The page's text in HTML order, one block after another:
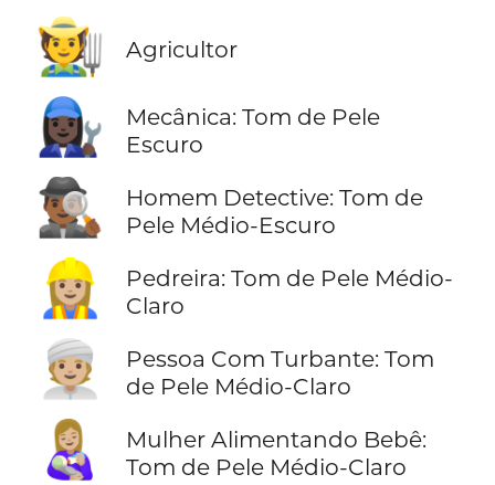
🧑‍🌾 Agricultor
👩🏿‍🔧
Mecânica: Tom de Pele
Escuro
🕵🏾‍♂️
Homem Detective: Tom de
Pele Médio-Escuro
👷🏼‍♀️
Pedreira: Tom de Pele Médio-
Claro
👳🏼
Pessoa Com Turbante: Tom
de Pele Médio-Claro
👩🏼‍🍼
Mulher Alimentando Bebê:
Tom de Pele Médio-Claro